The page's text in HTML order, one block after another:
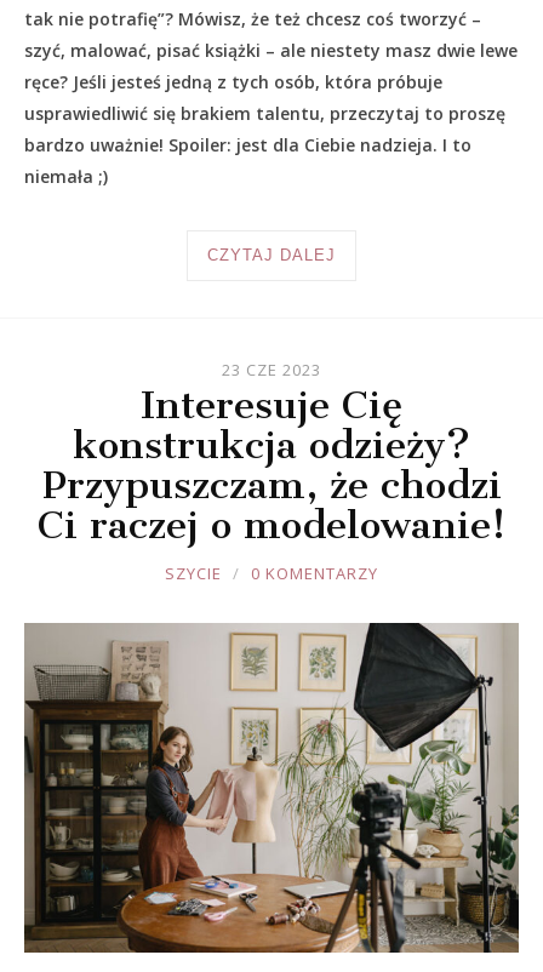
tak nie potrafię”? Mówisz, że też chcesz coś tworzyć –
szyć, malować, pisać książki – ale niestety masz dwie lewe
ręce? Jeśli jesteś jedną z tych osób, która próbuje
usprawiedliwić się brakiem talentu, przeczytaj to proszę
bardzo uważnie! Spoiler: jest dla Ciebie nadzieja. I to
niemała ;)
CZYTAJ DALEJ
23 CZE 2023
Interesuje Cię
konstrukcja odzieży?
Przypuszczam, że chodzi
Ci raczej o modelowanie!
JOULE
SZYCIE 0 KOMENTARZY